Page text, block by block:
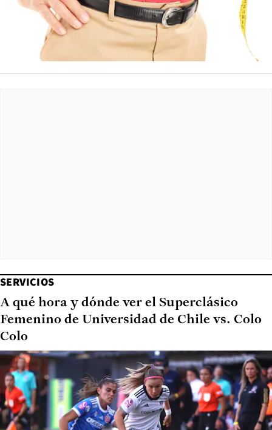
SERVICIOS
A qué hora y dónde ver el Superclásico
Femenino de Universidad de Chile vs. Colo
Colo